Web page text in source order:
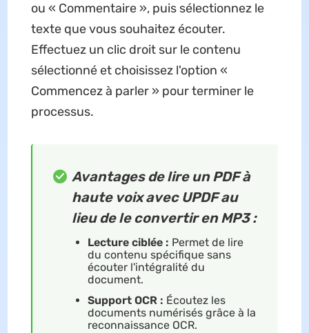
ou « Commentaire », puis sélectionnez le
texte que vous souhaitez écouter.
Effectuez un clic droit sur le contenu
sélectionné et choisissez l'option «
Commencez à parler » pour terminer le
processus.
Avantages de lire un PDF à
haute voix avec UPDF au
lieu de le convertir en MP3 :
Lecture ciblée : Permet de lire
du contenu spécifique sans
écouter l'intégralité du
document.
Support OCR : Écoutez les
documents numérisés grâce à la
reconnaissance OCR.